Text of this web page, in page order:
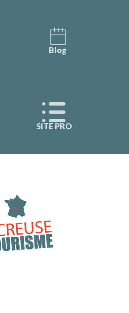
Blog
SITE PRO